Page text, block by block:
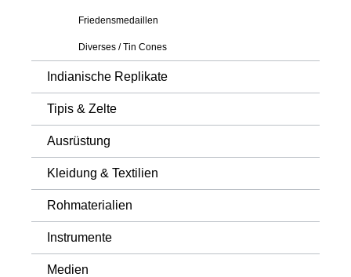
Friedensmedaillen
Diverses / Tin Cones
Indianische Replikate
Tipis & Zelte
Ausrüstung
Kleidung & Textilien
Rohmaterialien
Instrumente
Medien